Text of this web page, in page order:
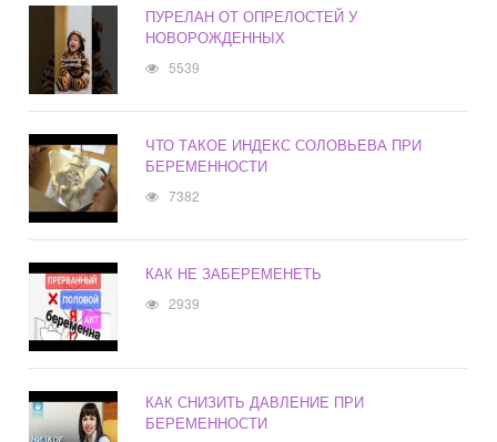
ПУРЕЛАН ОТ ОПРЕЛОСТЕЙ У
НОВОРОЖДЕННЫХ
5539
ЧТО ТАКОЕ ИНДЕКС СОЛОВЬЕВА ПРИ
БЕРЕМЕННОСТИ
7382
КАК НЕ ЗАБЕРЕМЕНЕТЬ
2939
КАК СНИЗИТЬ ДАВЛЕНИЕ ПРИ
БЕРЕМЕННОСТИ